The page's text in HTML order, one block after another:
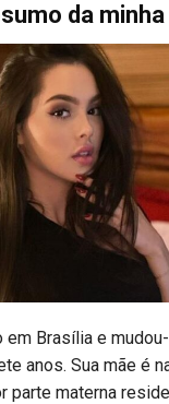
da
em Brasília e
anos. Sua mãe é
parte materna